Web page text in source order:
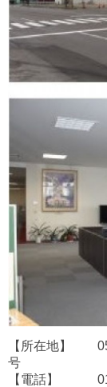
【所在地】
号
【電話】